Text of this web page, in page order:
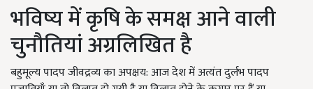
भविष्य में कृषि के समक्ष आने वाली
चुनौतियां अग्रलिखित है
बहुमूल्य पादप जीवद्रव्य का अपक्षय: आज देश में अत्यंत दुर्लभ पादप